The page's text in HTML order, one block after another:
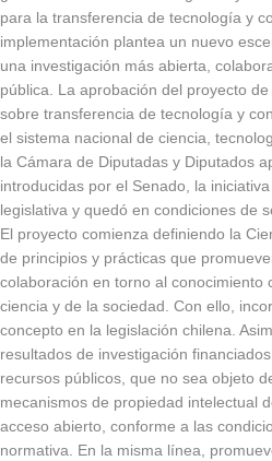
para la transferencia de tecnología y
implementación plantea un nuevo
una investigación más abierta,
pública. La aprobación del proyecto
sobre transferencia de tecnología y
el sistema nacional de ciencia,
la Cámara de Diputadas y Diputados
introducidas por el Senado, la
legislativa y quedó en condiciones de
El proyecto comienza definiendo la
de principios y prácticas que
colaboración en torno al conocimiento
ciencia y de la sociedad. Con ello,
concepto en la legislación chilena.
resultados de investigación
recursos públicos, que no sea objeto
mecanismos de propiedad intelectual
acceso abierto, conforme a las
normativa. En la misma línea,